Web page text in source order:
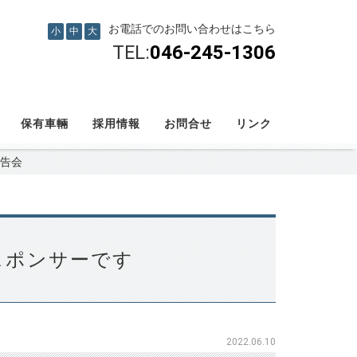
お電話でのお問い合わせはこちら
TEL:046-245-1306
小 中 大
保有車輛 採用情報 お問合せ リンク
会
ンサーです
2022.06.10